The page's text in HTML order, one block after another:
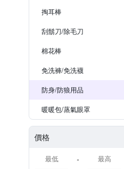
掏耳棒
刮鬍刀/除毛刀
棉花棒
免洗褲/免洗襪
防身/防狼用品
暖暖包/蒸氣眼罩
價格
-